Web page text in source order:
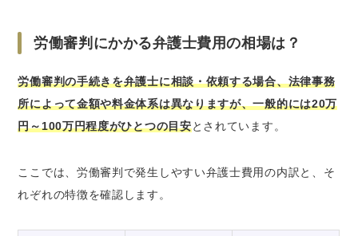
労働審判にかかる弁護士費用の相場は？
労働審判の手続きを弁護士に相談・依頼する場合、法律事務
所によって金額や料金体系は異なりますが、一般的には20万
円～100万円程度がひとつの目安とされています。
ここでは、労働審判で発生しやすい弁護士費用の内訳と、そ
れぞれの特徴を確認します。